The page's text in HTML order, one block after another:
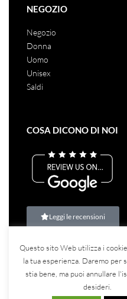
NEGOZIO
Negozio
Donna
Uomo
Unisex
Saldi
COSA DICONO DI NOI
Leggi le recensioni
©2023Teina Srl– Tutti i
Questo sito Web utilizza i
la tua esperienza. Daremo per
stia bene, ma puoi annullare
desideri.